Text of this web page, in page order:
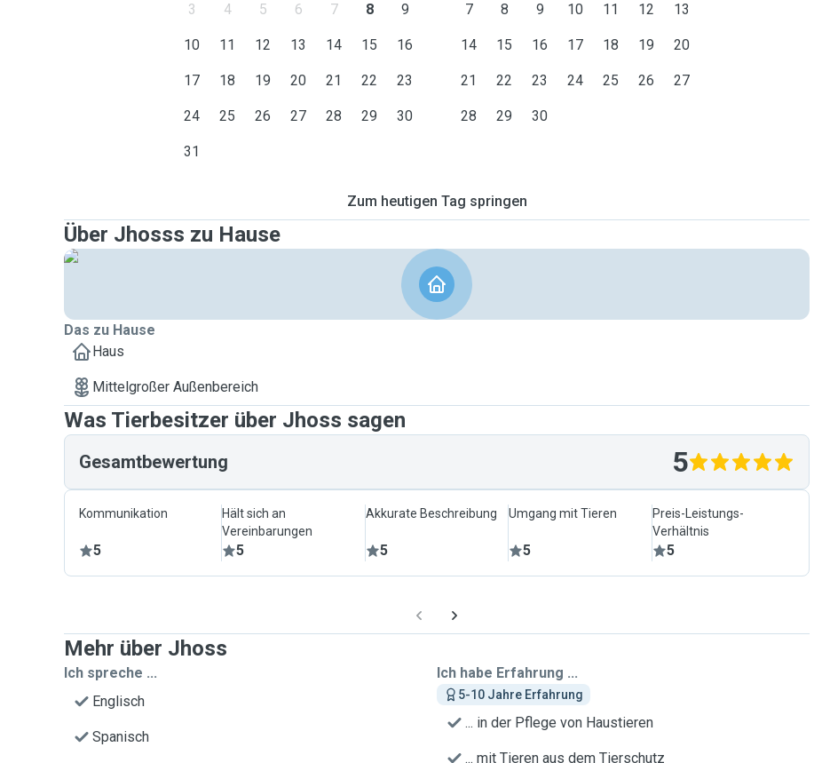
3 4 5 6 7 8 9
10 11 12 13 14 15 16
17 18 19 20 21 22 23
24 25 26 27 28 29 30
31
7 8 9 10 11 12 13
14 15 16 17 18 19 20
21 22 23 24 25 26 27
28 29 30
Zum heutigen Tag springen
Über Jhosss zu Hause
Das zu Hause
Haus
Mittelgroßer Außenbereich
Was Tierbesitzer über Jhoss sagen
Gesamtbewertung 5
Kommunikation
5
Hält sich an
Vereinbarungen
5
Akkurate Beschreibung
5
Umgang mit Tieren
5
Preis-Leistungs-
Verhältnis
5
Mehr über Jhoss
Ich spreche ...
Englisch
Spanisch
Ich habe Erfahrung ...
5-10 Jahre Erfahrung
... in der Pflege von Haustieren
... mit Tieren aus dem Tierschutz